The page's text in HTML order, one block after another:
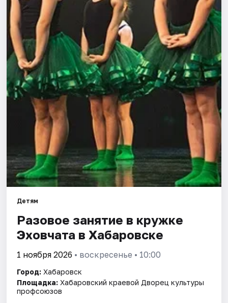
Города
Площадки
Артисты
Рейтинги
Детям
Разовое занятие в кружке
Эховчата в Хабаровске
1 ноября 2026 • воскресенье • 10:00
Город: Хабаровск
Площадка: Хабаровский краевой Дворец культуры
профсоюзов